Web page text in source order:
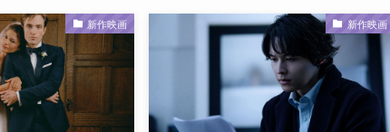
新作映画 新作映画